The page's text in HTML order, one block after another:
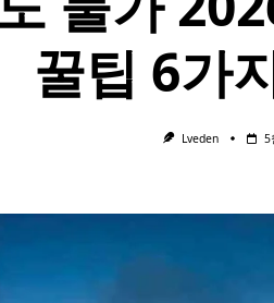
꿀팁 6가
Lveden 5